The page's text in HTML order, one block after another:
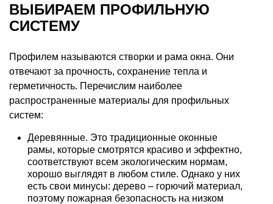
ВЫБИРАЕМ ПРОФИЛЬНУЮ
СИСТЕМУ
Профилем называются створки и рама окна. Они
отвечают за прочность, сохранение тепла и
герметичность. Перечислим наиболее
распространенные материалы для профильных
систем:
Деревянные. Это традиционные оконные
рамы, которые смотрятся красиво и эффектно,
соответствуют всем экологическим нормам,
хорошо выглядят в любом стиле. Однако у них
есть свои минусы: дерево – горючий материал,
поэтому пожарная безопасность на низком